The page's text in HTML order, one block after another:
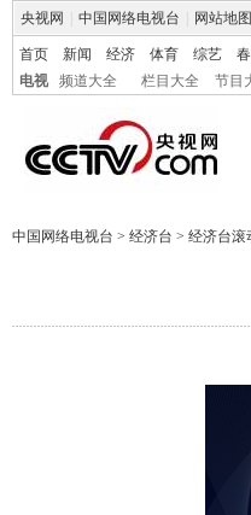
央视网 中国网络电视台 网站地图
首页 新闻 经济 体育 综艺
电视
频道大全 栏目大全 节目
中国网络电视台 > 经济台 > 经济台滚